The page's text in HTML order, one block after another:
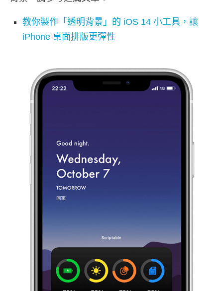
教你製作「透明背景」的 iOS 14 小工具，讓
iPhone 桌面排版更彈性